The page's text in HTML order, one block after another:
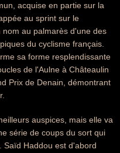
acquise en partie sur la
au sprint sur le
au palmarès d'une des
du cyclisme français.
sa forme resplendissante
de l'Aulne à Châteaulin
Prix de Denain, démontrant
auspices, mais elle va
série de coups du sort qui
Saïd Haddou est d'abord